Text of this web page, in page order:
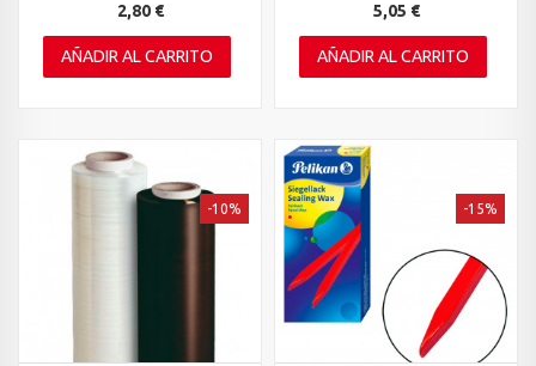
2,80 €
AÑADIR AL CARRITO
5,05 €
AÑADIR AL CARRITO
-10% -15%